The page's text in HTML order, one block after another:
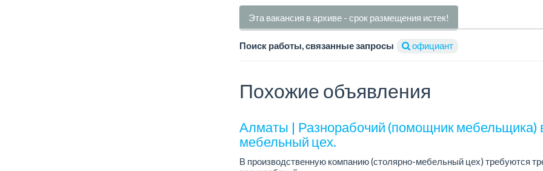
Эта вакансия в архиве - срок размещения истек!
Поиск работы, связанные запросы официант
Похожие объявления
Алматы | Разнорабочий (помощник мебельщика)
мебельный цех.
В производственную компанию (столярно-мебельный цех) требуются